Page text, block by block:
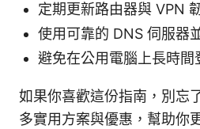
定期更新路由器與 VPN
使用可靠的 DNS 伺服器
避免在公用電腦上長時間
如果你喜歡這份指南，別忘
多實用方案與優惠，幫助你